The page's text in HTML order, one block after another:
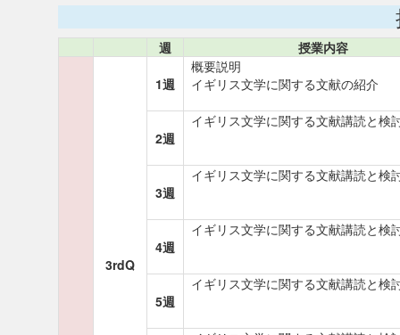
週 授業内容
3rdQ
1週
概要説明
イギリス文学に関する文献の紹介
2週
イギリス文学に関する文献講読と検
3週
イギリス文学に関する文献講読と検
4週
イギリス文学に関する文献講読と検
5週
イギリス文学に関する文献講読と検